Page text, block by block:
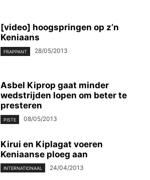
[video] hoogspringen op z’n
Keniaans
FRAPPANT 28/05/2013
Asbel Kiprop gaat minder
wedstrijden lopen om beter te
presteren
PISTE 08/05/2013
Kirui en Kiplagat voeren
Keniaanse ploeg aan
INTERNATIONAAL 24/04/2013